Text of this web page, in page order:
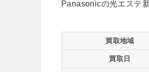
Panasonicの光エステ
買取地域
買取日